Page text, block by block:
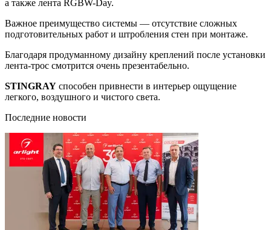
а также лента RGBW-Day.
Важное преимущество системы — отсутствие сложных
подготовительных работ и штробления стен при монтаже.
Благодаря продуманному дизайну креплений после установки
лента-трос смотрится очень презентабельно.
STINGRAY способен привнести в интерьер ощущение
легкого, воздушного и чистого света.
Последние новости